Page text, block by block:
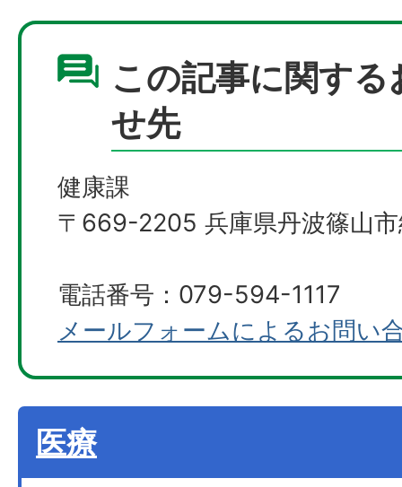
この記事に関する
せ先
健康課
〒669-2205 兵庫県丹波篠山
電話番号：079-594-1117
メールフォームによるお問い
医療